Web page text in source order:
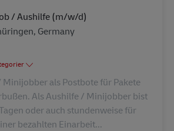
/ Aushilfe (m/w/d)
Germany
2 kategorier
als Postbote für Pakete
Als Aushilfe / Minijobber bist
oder auch stundenweise für
bezahlten Einarbeit...